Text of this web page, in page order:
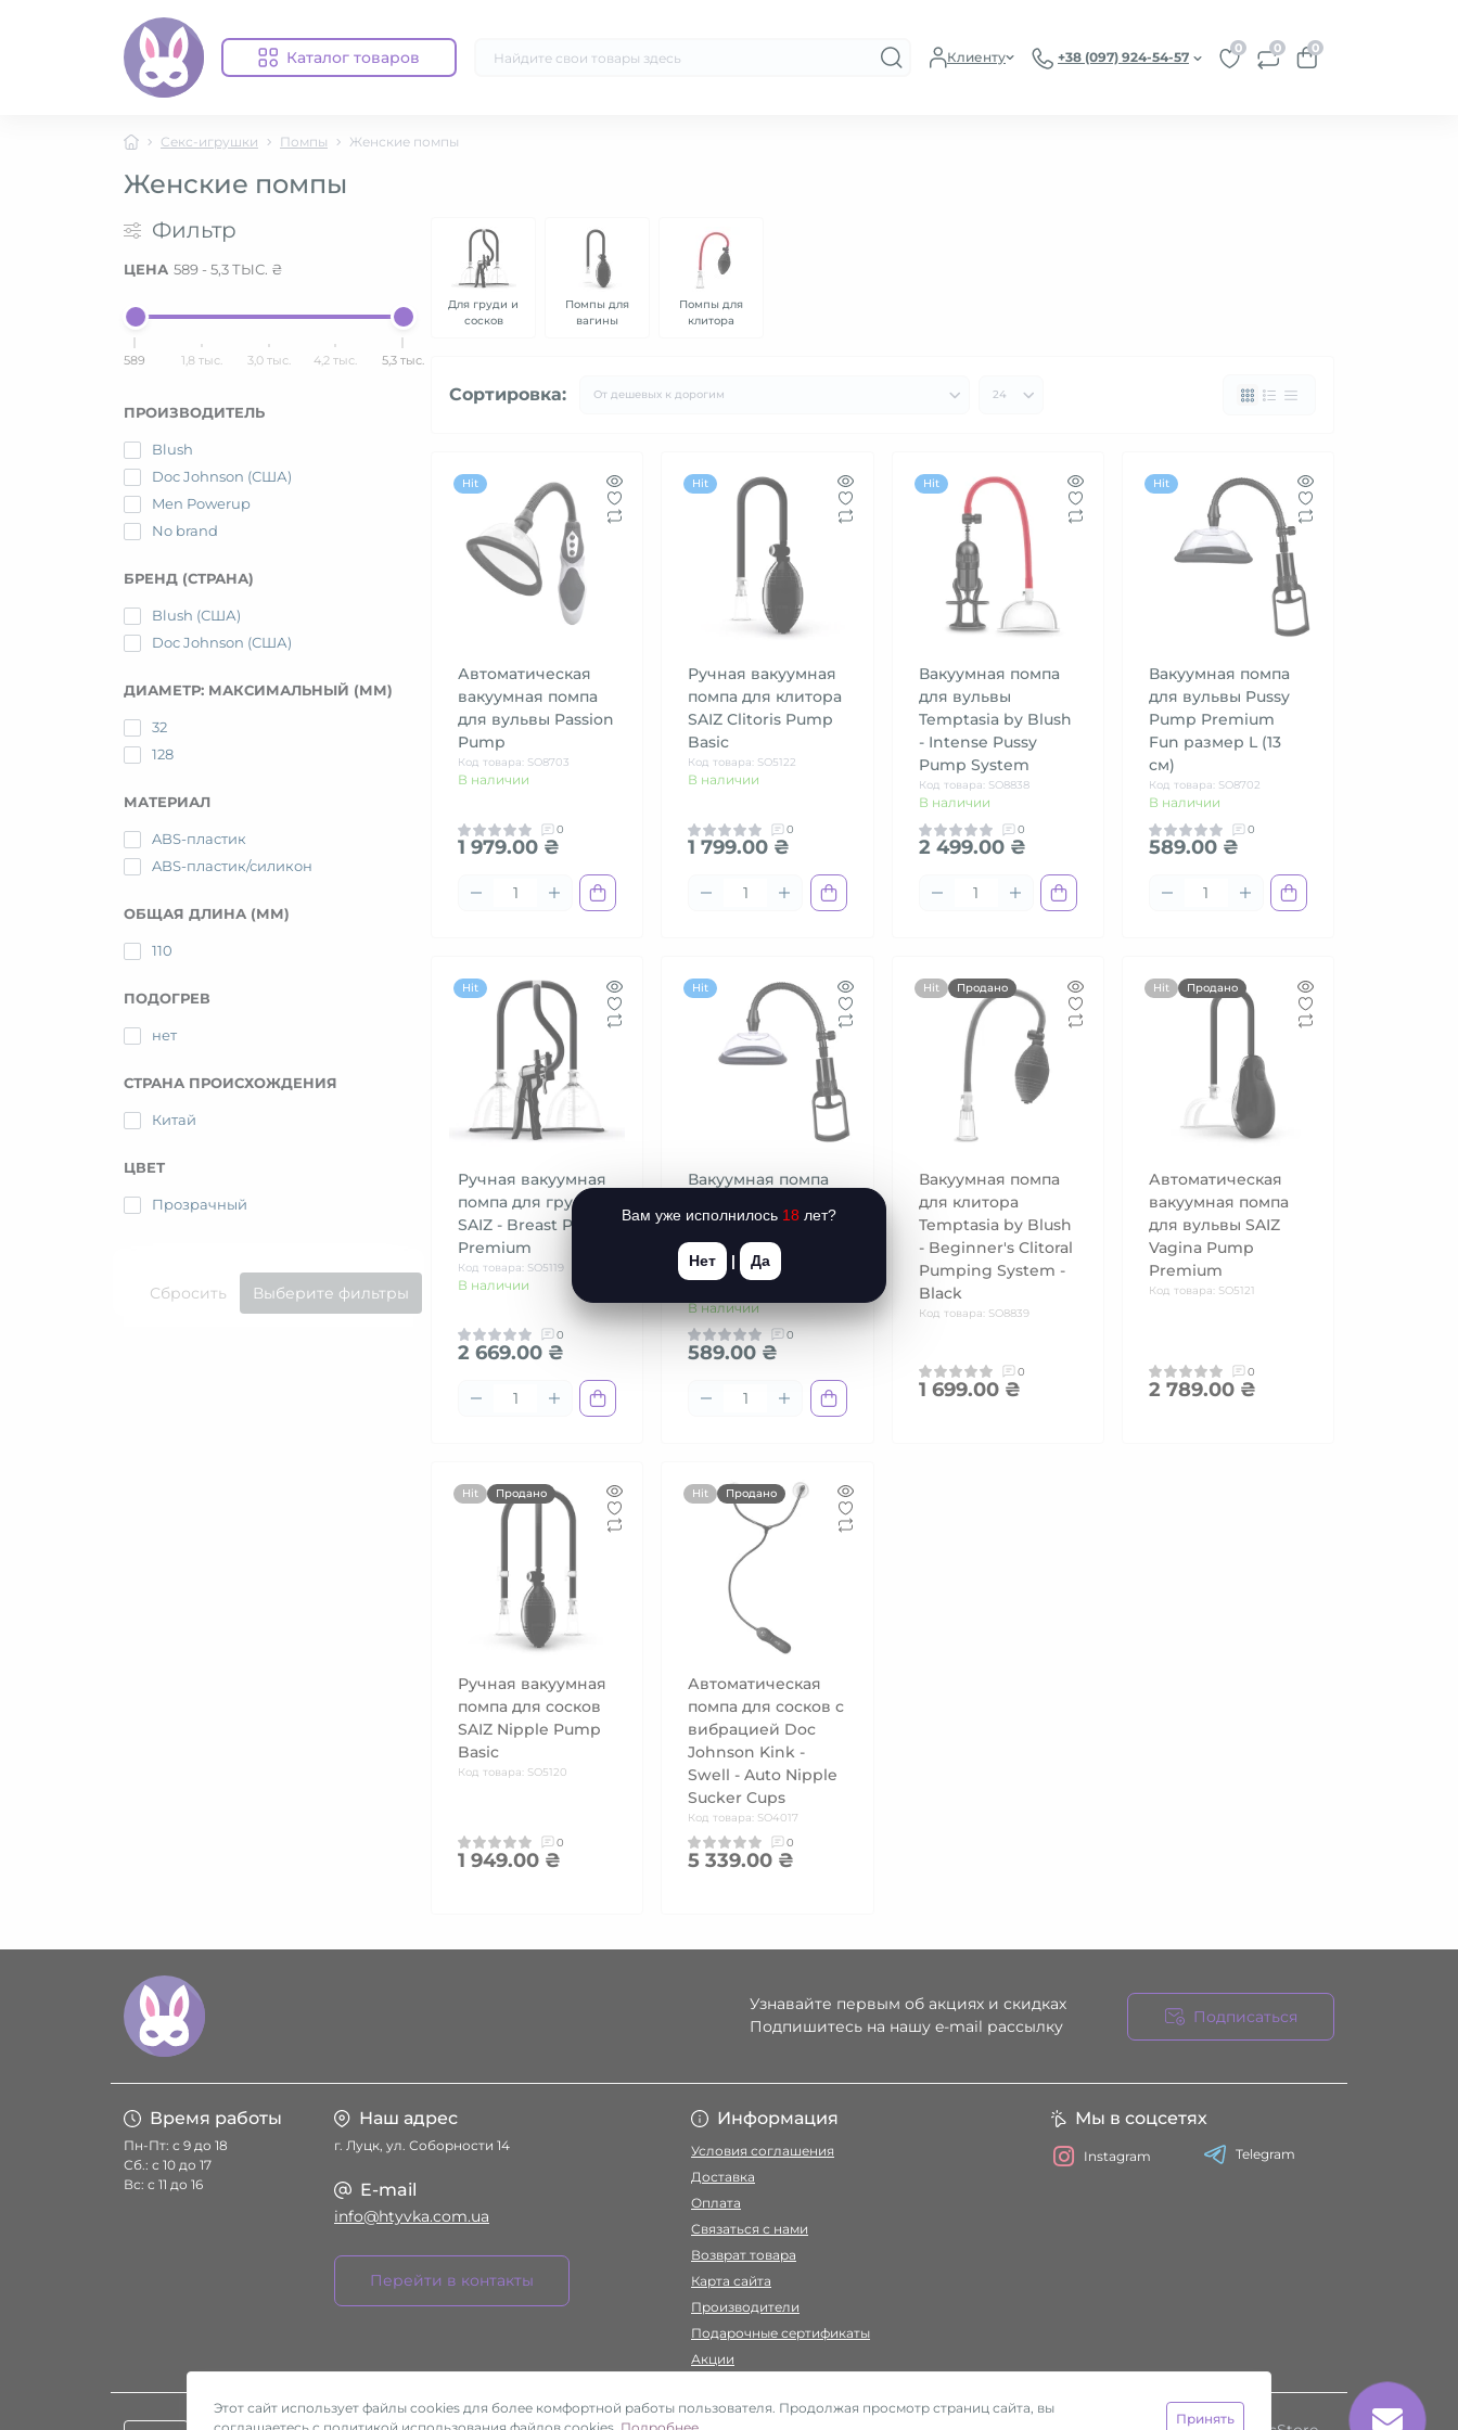
Каталог товаров Клиенту +38 (097) 924-54-57
0 0 0
Секс-игрушки Помпы Женские помпы
Женские помпы
Фильтр
589- 5,3 ТЫС. ₴
ЦЕНА
589 1,8 тыс. 3,0 тыс. 4,2 тыс. 5,3 тыс.
ПРОИЗВОДИТЕЛЬ
Blush
Doc Johnson (США)
Men Powerup
No brand
БРЕНД (СТРАНА)
Blush (США)
Doc Johnson (США)
ДИАМЕТР: МАКСИМАЛЬНЫЙ (ММ)
32
128
МАТЕРИАЛ
ABS-пластик
ABS-пластик/силикон
ОБЩАЯ ДЛИНА (ММ)
110
ПОДОГРЕВ
нет
СТРАНА ПРОИСХОЖДЕНИЯ
Китай
ЦВЕТ
Прозрачный
Сбросить Выберите фильтры
Для груди и
сосков
Помпы для
вагины
Помпы для
клитора
Сортировка:
Hit
Автоматическая
вакуумная помпа
для вульвы Passion
Pump
Код товара: SO8703
В наличии
0
1 979.00 ₴
Hit
Ручная вакуумная
помпа для клитора
SAIZ Clitoris Pump
Basic
Код товара: SO5122
В наличии
0
1 799.00 ₴
Hit
Вакуумная помпа
для вульвы
Temptasia by Blush
- Intense Pussy
Pump System
Код товара: SO8838
В наличии
0
2 499.00 ₴
Hit
Вакуумная помпа
для вульвы Pussy
Pump Premium
Fun размер L (13
см)
Код товара: SO8702
В наличии
0
589.00 ₴
Hit
Ручная вакуумная
помпа для груди
SAIZ - Breast Pump
Premium
Код товара: SO5119
В наличии
0
2 669.00 ₴
Hit
Вакуумная помпа
Pump Premium
Fun размер S (11
см)
В наличии
0
589.00 ₴
Hit Продано
Вакуумная помпа
для клитора
Temptasia by Blush
- Beginner's Clitoral
Pumping System -
Black
Код товара: SO8839
0
1 699.00 ₴
Hit Продано
Автоматическая
вакуумная помпа
для вульвы SAIZ
Vagina Pump
Premium
Код товара: SO5121
0
2 789.00 ₴
Hit Продано
Ручная вакуумная
помпа для сосков
SAIZ Nipple Pump
Basic
Код товара: SO5120
0
1 949.00 ₴
Hit Продано
Автоматическая
помпа для сосков с
вибрацией Doc
Johnson Kink -
Swell - Auto Nipple
Sucker Cups
Код товара: SO4017
0
5 339.00 ₴
Узнавайте первым об акциях и скидках
Подпишитесь на нашу e-mail рассылку
Подписаться
Время работы
Пн-Пт: с 9 до 18
Сб.: с 10 до 17
Вс: с 11 до 16
Наш адрес
г. Луцк, ул. Соборности 14
E-mail
info@htyvka.com.ua
Перейти в контакты
Информация
Условия соглашения
Доставка
Оплата
Связаться с нами
Возврат товара
Карта сайта
Производители
Подарочные сертификаты
Акции
Мы в соцсетях
Instagram Telegram
Вам уже исполнилось 18 лет?
Нет | Да
Этот сайт использует файлы cookies для более комфортной работы пользователя. Продолжая просмотр страниц сайта, вы
Принять